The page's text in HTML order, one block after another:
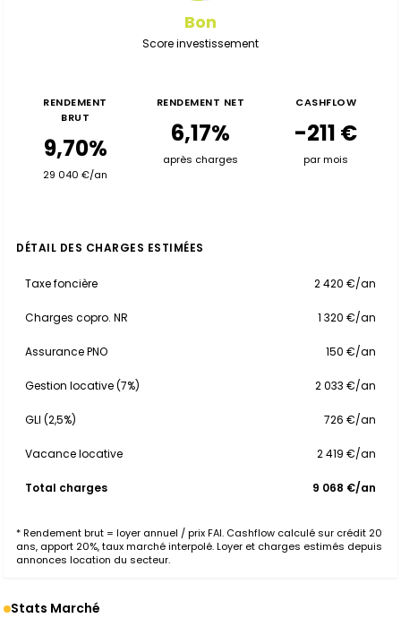
Bon
Score investissement
RENDEMENT
BRUT
9,70%
29 040 €/an
RENDEMENT NET
6,17%
après charges
CASHFLOW
-211 €
par mois
DÉTAIL DES CHARGES ESTIMÉES
Taxe foncière 2 420 €/an
Charges copro. NR 1 320 €/an
Assurance PNO 150 €/an
Gestion locative (7%) 2 033 €/an
GLI (2,5%) 726 €/an
Vacance locative 2 419 €/an
Total charges 9 068 €/an
* Rendement brut = loyer annuel / prix FAI. Cashflow calculé sur crédit 20
ans, apport 20%, taux marché interpolé. Loyer et charges estimés depuis
annonces location du secteur.
Stats Marché